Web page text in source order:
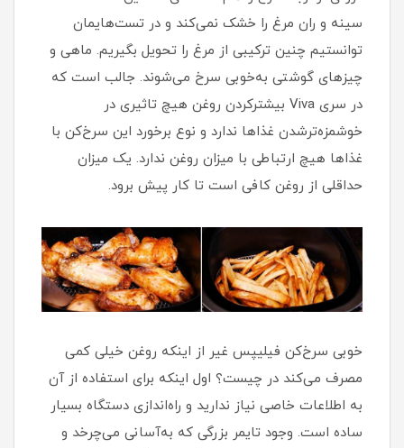
سینه و ران مرغ را خشک نمی‌کند و در تست‌هایمان
توانستیم چنین ترکیبی از مرغ را تحویل بگیریم. ماهی و
چیزهای گوشتی به‌خوبی سرخ می‌شوند. جالب است که
در سری Viva بیشترکردن روغن هیچ تاثیری در
خوشمزه‌ترشدن غذاها ندارد و نوع برخورد این سرخ‌کن با
غذاها هیچ ارتباطی با میزان روغن ندارد. یک میزان
حداقلی از روغن کافی است تا کار پیش برود.
خوبی سرخ‌کن فیلیپس غیر از اینکه روغن خیلی کمی
مصرف می‌کند در چیست؟ اول اینکه برای استفاده از آن
به اطلاعات خاصی نیاز ندارید و راه‌اندازی دستگاه بسیار
ساده است. وجود تایمر بزرگی که به‌آسانی می‌چرخد و